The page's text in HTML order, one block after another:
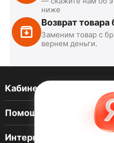
ниже
Возврат
Заменим товар с
вернем деньги.
Кабинет покупателя
Помощь покупателю
Интернет-магазин